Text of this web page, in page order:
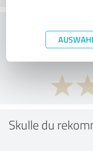
Vad tycker du
Skulle du